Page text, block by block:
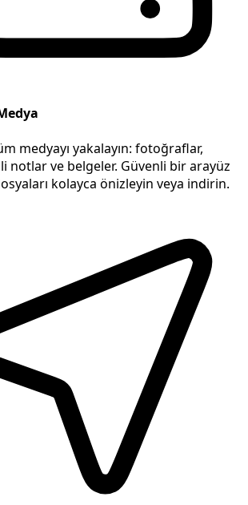
medyayı yakalayın: fotoğraflar,
notlar ve belgeler. Güvenli bir arayüz
kolayca önizleyin veya indirin.